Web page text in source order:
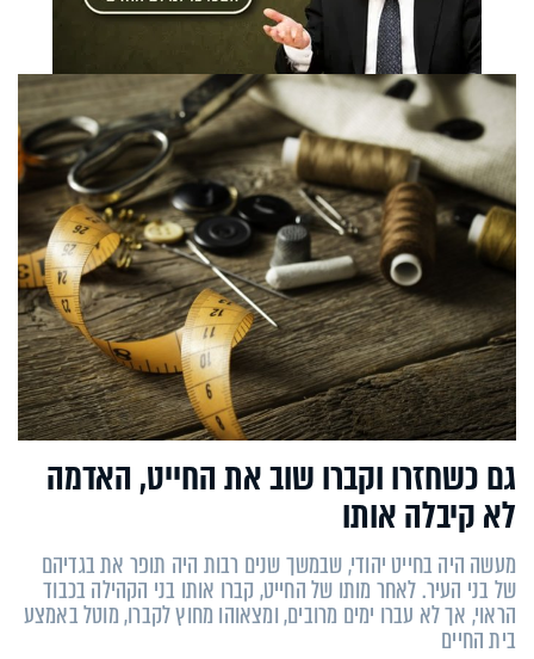
גם כשחזרו וקברו שוב את החייט, האדמה
לא קיבלה אותו
מעשה היה בחייט יהודי, שבמשך שנים רבות היה תופר את בגדיהם
של בני העיר. לאחר מותו של החייט, קברו אותו בני הקהילה בכבוד
הראוי, אך לא עברו ימים מרובים, ומצאוהו מחוץ לקברו, מוטל באמצע
בית החיים